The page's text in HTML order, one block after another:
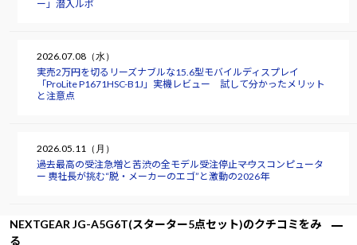
ー」潜入ルポ
2026.07.08（水）
実売2万円を切るリーズナブルな15.6型モバイルディスプレイ
「ProLite P1671HSC-B1J」実機レビュー 試して分かったメリット
と注意点
2026.05.11（月）
過去最高の受注急増と苦渋の全モデル受注停止――マウスコンピュータ
ー 軣社長が挑む“脱・メーカーのエゴ”と激動の2026年
NEXTGEAR JG-A5G6T(スターター5点セット)のクチコミをみ
る